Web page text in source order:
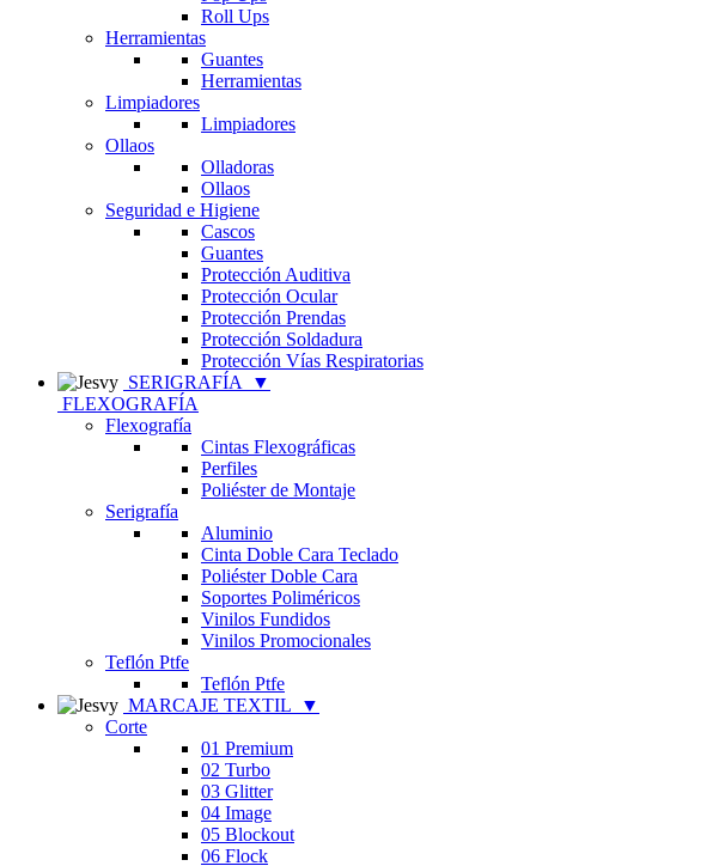
Roll Ups
Herramientas
Guantes
Herramientas
Limpiadores
Limpiadores
Ollaos
Olladoras
Ollaos
Seguridad e Higiene
Cascos
Guantes
Protección Auditiva
Protección Ocular
Protección Prendas
Protección Soldadura
Protección Vías Respiratorias
SERIGRAFÍA
▼
FLEXOGRAFÍA
Flexografía
Cintas Flexográficas
Perfiles
Poliéster de Montaje
Serigrafía
Aluminio
Cinta Doble Cara Teclado
Poliéster Doble Cara
Soportes Poliméricos
Vinilos Fundidos
Vinilos Promocionales
Teflón Ptfe
Teflón Ptfe
MARCAJE TEXTIL
▼
Corte
01 Premium
02 Turbo
03 Glitter
04 Image
05 Blockout
06 Flock